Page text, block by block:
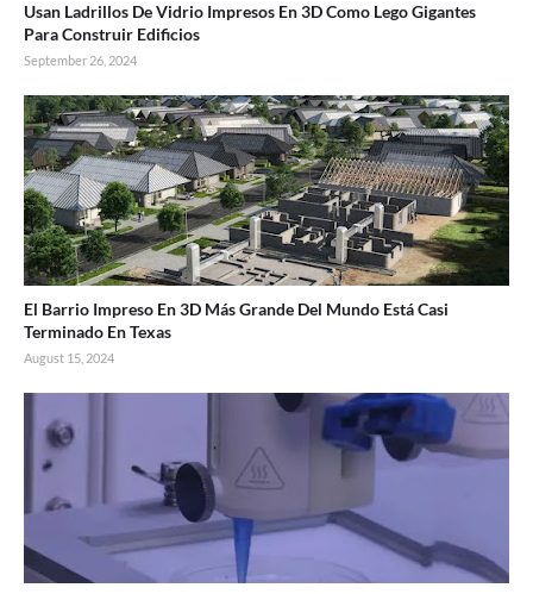
Usan Ladrillos De Vidrio Impresos En 3D Como Lego Gigantes
Para Construir Edificios
September 26, 2024
El Barrio Impreso En 3D Más Grande Del Mundo Está Casi
Terminado En Texas
August 15, 2024